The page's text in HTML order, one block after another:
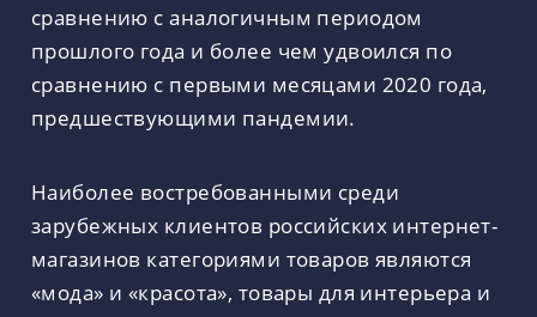
сравнению с аналогичным периодом
прошлого года и более чем удвоился по
сравнению с первыми месяцами 2020 года,
предшествующими пандемии.
Наиболее востребованными среди
зарубежных клиентов российских интернет-
магазинов категориями товаров являются
«мода» и «красота», товары для интерьера и